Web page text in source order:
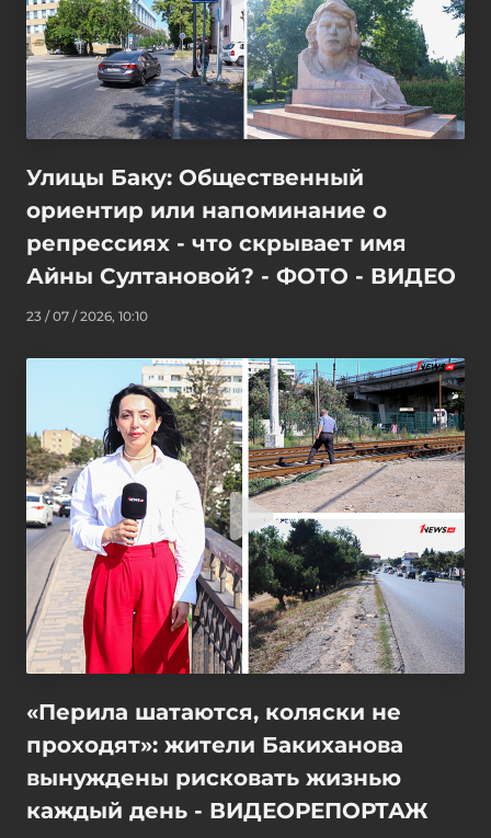
Улицы Баку: Общественный
ориентир или напоминание о
репрессиях - что скрывает имя
Айны Султановой? - ФОТО - ВИДЕО
23 / 07 / 2026, 10:10
«Перила шатаются, коляски не
проходят»: жители Бакиханова
вынуждены рисковать жизнью
каждый день - ВИДЕОРЕПОРТАЖ